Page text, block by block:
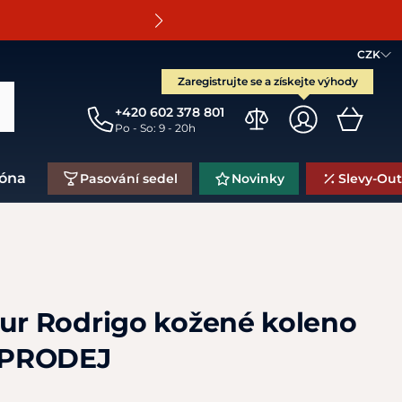
CZK
Zaregistrujte se a získejte výhody
+420 602 378 801
Po - So: 9 - 20h
Pasování sedel Novinky Slevy-
Rodrigo kožené koleno